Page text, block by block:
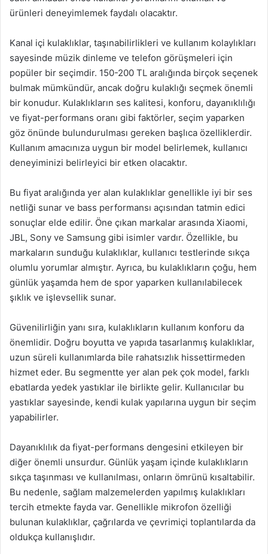
ürünleri deneyimlemek faydalı olacaktır.
Kanal içi kulaklıklar, taşınabilirlikleri ve kullanım kolaylıkları
sayesinde müzik dinleme ve telefon görüşmeleri için
popüler bir seçimdir. 150-200 TL aralığında birçok seçenek
bulmak mümkündür, ancak doğru kulaklığı seçmek önemli
bir konudur. Kulaklıkların ses kalitesi, konforu, dayanıklılığı
ve fiyat-performans oranı gibi faktörler, seçim yaparken
göz önünde bulundurulması gereken başlıca özelliklerdir.
Kullanım amacınıza uygun bir model belirlemek, kullanıcı
deneyiminizi belirleyici bir etken olacaktır.
Bu fiyat aralığında yer alan kulaklıklar genellikle iyi bir ses
netliği sunar ve bass performansı açısından tatmin edici
sonuçlar elde edilir. Öne çıkan markalar arasında Xiaomi,
JBL, Sony ve Samsung gibi isimler vardır. Özellikle, bu
markaların sunduğu kulaklıklar, kullanıcı testlerinde sıkça
olumlu yorumlar almıştır. Ayrıca, bu kulaklıkların çoğu, hem
günlük yaşamda hem de spor yaparken kullanılabilecek
şıklık ve işlevsellik sunar.
Güvenilirliğin yanı sıra, kulaklıkların kullanım konforu da
önemlidir. Doğru boyutta ve yapıda tasarlanmış kulaklıklar,
uzun süreli kullanımlarda bile rahatsızlık hissettirmeden
hizmet eder. Bu segmentte yer alan pek çok model, farklı
ebatlarda yedek yastıklar ile birlikte gelir. Kullanıcılar bu
yastıklar sayesinde, kendi kulak yapılarına uygun bir seçim
yapabilirler.
Dayanıklılık da fiyat-performans dengesini etkileyen bir
diğer önemli unsurdur. Günlük yaşam içinde kulaklıkların
sıkça taşınması ve kullanılması, onların ömrünü kısaltabilir.
Bu nedenle, sağlam malzemelerden yapılmış kulaklıkları
tercih etmekte fayda var. Genellikle mikrofon özelliği
bulunan kulaklıklar, çağrılarda ve çevrimiçi toplantılarda da
oldukça kullanışlıdır.